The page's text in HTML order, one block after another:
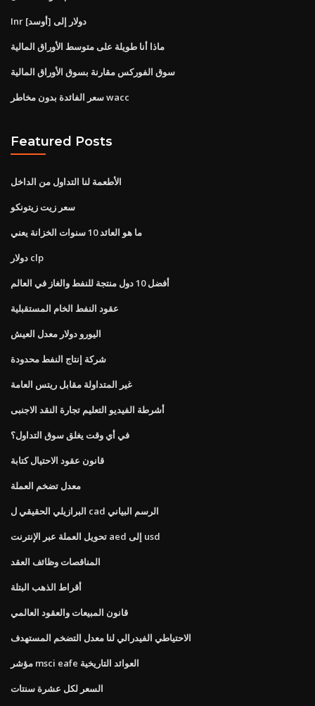
Inr دولار إلى [أوسد]
ماذا أنا طويلة على متوسط ​​الأوراق المالية
سوق الفوركس مقارنة بسوق الأوراق المالية
سعر الفائدة بدون مخاطر wacc
Featured Posts
الأطعمة لنا التداول من الداخل
سعر زيت زيتونكو
ما هو العائد 10 سنوات الخزانة يعني
دولار clp
أفضل 10 دول منتجة للنفط والغاز في العالم
عقود النفط الخام المستقبلية
اليورو دولار معدل العيش
شركة إنتاج النفط محدودة
غير المتداولة مقابل ريتس العامة
أشرطة الفيديو التعليم تجارة النقد الاجنبى
في أي وقت يغلق سوق التداول؟
قانون عقود الاحتيال كتابة
معدل تضخم العملة
البرازيلي الحقيقي ل cad الرسم البياني
تحويل العملة عبر الإنترنت aed إلى usd
المناقصات وظائف العقد
أقراط الذهب البتلة
قانون المبيعات والعقود العالمي
الاحتياطي الفيدرالي لنا معدل التضخم المستهدف
مؤشر msci eafe العوائد التاريخية
السعر لكل عشرة سنتات